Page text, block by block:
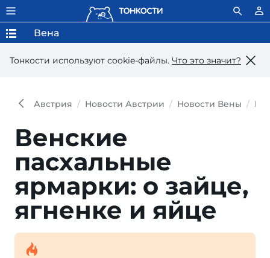
Тонкости используют сookie-файлы. Что это значит?
Вена
Австрия Новости Австрии Новости Вены
Венские
пасхальные
ярмарки: о зайце,
ягненке и яйце